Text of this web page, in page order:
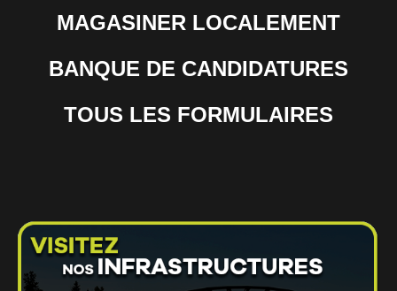
MAGASINER LOCALEMENT
BANQUE DE CANDIDATURES
TOUS LES FORMULAIRES